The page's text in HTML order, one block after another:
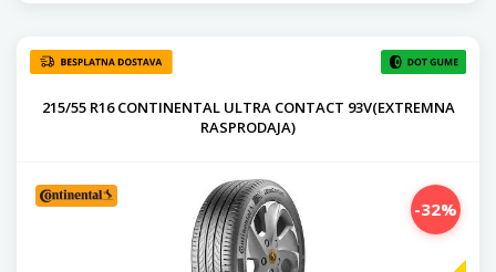
215/55 R16 CONTINENTAL ULTRA CONTACT 93V(EXTREMNA
RASPRODAJA)
-32%